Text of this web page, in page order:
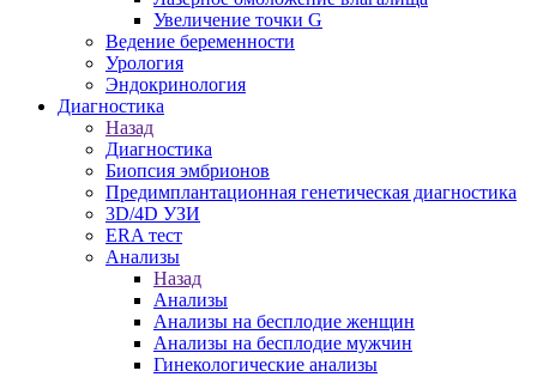
Увеличение точки G
Ведение беременности
Урология
Эндокринология
Диагностика
Назад
Диагностика
Биопсия эмбрионов
Предимплантационная генетическая диагностика
3D/4D УЗИ
ERA тест
Анализы
Назад
Анализы
Анализы на бесплодие женщин
Анализы на бесплодие мужчин
Гинекологические анализы